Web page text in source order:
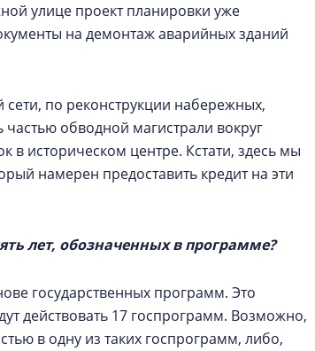
улице проект планировки уже
на демонтаж аварийных зданий
по реконструкции набережных,
обводной магистрали вокруг
в историческом центре. Кстати, здесь мы
намерен предоставить кредит на эти
лет, обозначенных в программе?
государственных программ. Это
действовать 17 госпрограмм. Возможно,
в одну из таких госпрограмм, либо,